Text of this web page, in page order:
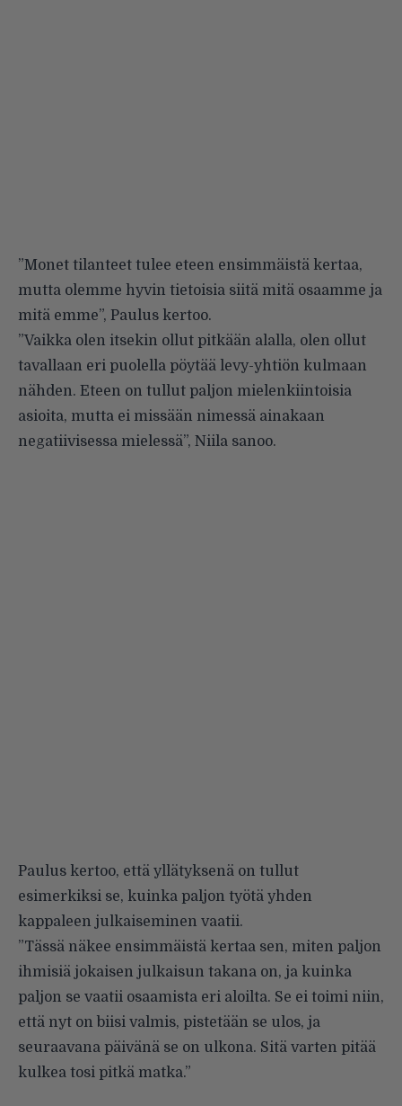
”Monet tilanteet tulee eteen ensimmäistä kertaa,
mutta olemme hyvin tietoisia siitä mitä osaamme ja
mitä emme”, Paulus kertoo.
”Vaikka olen itsekin ollut pitkään alalla, olen ollut
tavallaan eri puolella pöytää levy-yhtiön kulmaan
nähden. Eteen on tullut paljon mielenkiintoisia
asioita, mutta ei missään nimessä ainakaan
negatiivisessa mielessä”, Niila sanoo.
Paulus kertoo, että yllätyksenä on tullut
esimerkiksi se, kuinka paljon työtä yhden
kappaleen julkaiseminen vaatii.
”Tässä näkee ensimmäistä kertaa sen, miten paljon
ihmisiä jokaisen julkaisun takana on, ja kuinka
paljon se vaatii osaamista eri aloilta. Se ei toimi niin,
että nyt on biisi valmis, pistetään se ulos, ja
seuraavana päivänä se on ulkona. Sitä varten pitää
kulkea tosi pitkä matka.”